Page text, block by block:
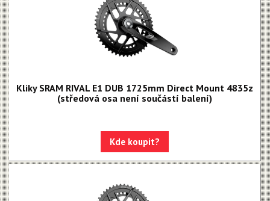
Kliky SRAM RIVAL E1 DUB 1725mm Direct Mount 4835z
(středová osa není součástí balení)
Kde koupit?